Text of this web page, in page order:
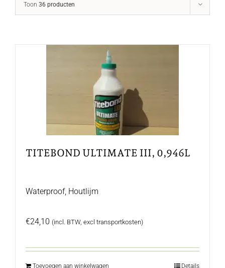
Toon 36 producten
TITEBOND ULTIMATE III, 0,946L
Waterproof, Houtlijm
€24,10 (incl. BTW, excl transportkosten)
Toevoegen aan winkelwagen Details